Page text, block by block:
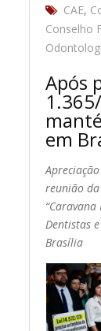
CAE,
Conselho
Após
em
reunião da
Dentistas
Brasília